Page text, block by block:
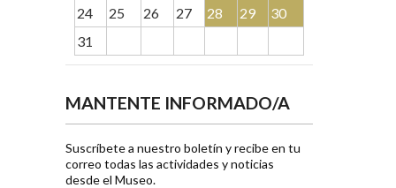
24
25 26 27 28 29
30
31
MANTENTE INFORMADO/A
Suscríbete a nuestro boletín y recibe en tu
correo todas las actividades y noticias
desde el Museo.